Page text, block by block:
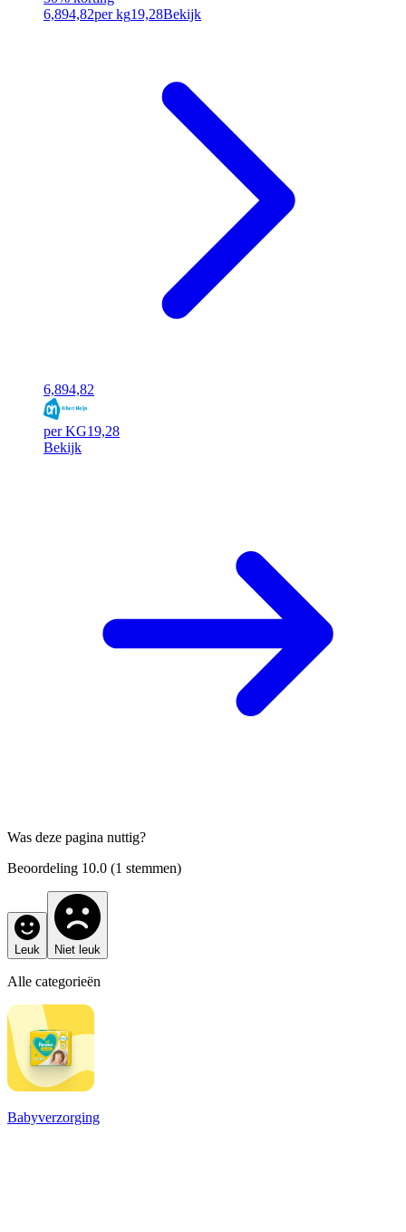
6,894,82per kg19,28Bekijk
6,894,82
per KG19,28
Bekijk
Was deze pagina nuttig?
Beoordeling 10.0 (1 stemmen)
Leuk Niet leuk
Alle categorieën
Babyverzorging